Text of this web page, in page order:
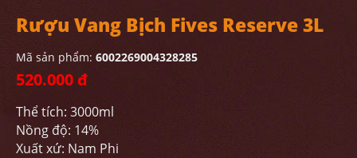
Rượu Vang Bịch Fives Reserve 3L
Mã sản phẩm: 6002269004328285
520.000 đ
Thể tích: 3000ml
Nồng độ: 14%
Xuất xứ: Nam Phi